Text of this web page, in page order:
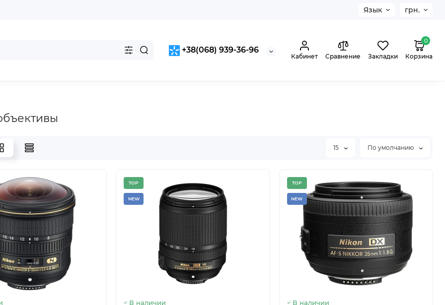
Язык грн.
+38(068) 939-36-96
Кабинет Сравнение Закладки
0
Корзина
15 По умолчанию
TOP
NEW
В наличии
TOP
NEW
В наличии